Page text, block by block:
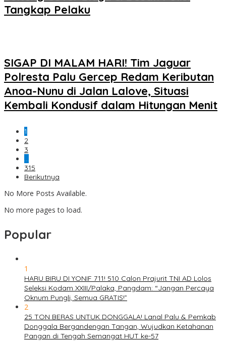
Tangkap Pelaku
SIGAP DI MALAM HARI! Tim Jaguar
Polresta Palu Gercep Redam Keributan
Anoa-Nunu di Jalan Lalove, Situasi
Kembali Kondusif dalam Hitungan Menit
1
2
3
…
315
Berikutnya
No More Posts Available.
No more pages to load.
Popular
1
HARU BIRU DI YONIF 711! 510 Calon Prajurit TNI AD Lolos
Seleksi Kodam XXIII/Palaka, Pangdam: “Jangan Percaya
Oknum Pungli, Semua GRATIS!”
2
25 TON BERAS UNTUK DONGGALA! Lanal Palu & Pemkab
Donggala Bergandengan Tangan, Wujudkan Ketahanan
Pangan di Tengah Semangat HUT ke-57